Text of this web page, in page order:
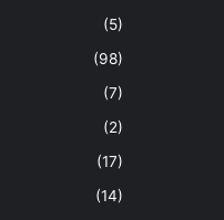
(5)
(98)
(7)
(2)
(17)
(14)